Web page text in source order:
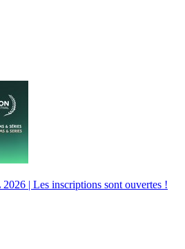
| Les inscriptions sont ouvertes !